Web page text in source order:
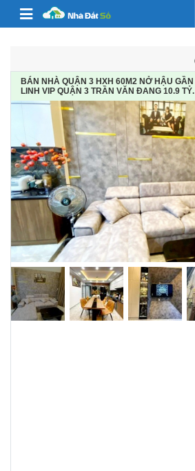
Skip to content BÁN
BÁN NHÀ QUẬN 3 HXH 60M2 NỞ HẬU
LINH VIP QUẬN 3 TRẦN VĂN ĐANG 10.9 TỶ.